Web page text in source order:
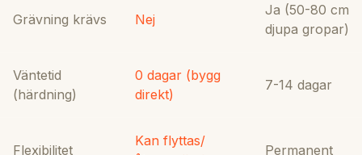
Grävning krävs Nej
Ja (50-80 cm
djupa gropar)
Väntetid
(härdning)
0 dagar (bygg
direkt)
7-14 dagar
Flexibilitet
Kan flyttas/
Permanent